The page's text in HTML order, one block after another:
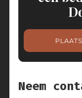
Neem